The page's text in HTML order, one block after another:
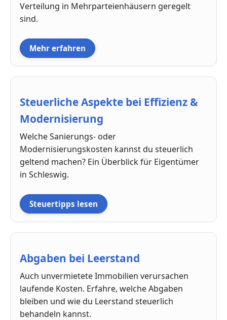
Verteilung in Mehrparteienhäusern geregelt
sind.
Mehr erfahren
Steuerliche Aspekte bei Effizienz &
Modernisierung
Welche Sanierungs- oder
Modernisierungskosten kannst du steuerlich
geltend machen? Ein Überblick für Eigentümer
in Schleswig.
Steuertipps lesen
Abgaben bei Leerstand
Auch unvermietete Immobilien verursachen
laufende Kosten. Erfahre, welche Abgaben
bleiben und wie du Leerstand steuerlich
behandeln kannst.